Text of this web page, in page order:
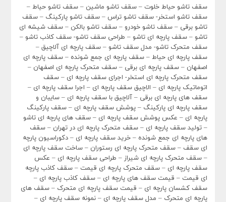
سقف تاشو حیاط خلوت – سقف تاشو ماشین – سقف تاشو حیاط –
سقف تاشو استخر- سقف تاشو تراس – سقف تاشو پارکینگ – سقف
تاشو برقی – سقف تاشو خودرو – سقف تاشو بالکن – سقف شیشه ای
تاشو – سقف پارچه ای تاشو – طراحی سقف تاشو- سقف کاذب تاشو –
سقف متحرک تاشو- مدل سقف تاشو – سقف پارچه ای آلاچیق –
سقف پارچه ای حیاط – سقف پارچه ای جمع شونده – سقف پارچه ای
اصفهان – سقف پارچه ای برقی – سقف متحرک پارچه ای اصفهان –
سقف متحرک پارچه ای استخر- اجرای سقف پارچه ای – سقف
اتوماتیک پارچه ای – الاچیق سقف پارچه ای – اجرا سقف پارچه ای –
سقف های پارچه ای برقی – آلاچیق با سقف پارچه ای – سایبان و
سقف پارچه ای پارکینگ – پوشش سقف پارچه ای – سقف پارکینگ
پارچه ای – عکس پوشش سقف پارچه ای – سقف های پارچه ای تاشو
– تولید سقف پارچه ای – سقف متحرک پارچه ای در تهران – سقف
های پارچه ای جمع شونده – خرید سقف پارچه ای – دکوراسیون پارچه
ای سقف – سقف متحرک پارچه ای رستوران – ساخت سقف پارچه ای
– سقف متحرک پارچه ای شیراز – طراحی سقف پارچه ای – عکس
سقف پارچه ای – سقف متحرک پارچه ای قیمت – سقف کاذب پارچه
ای قیمت – قیمت سقف های پارچه ای – سقف کاذب پارچه ای –
سقف کشسان پارچه ای – قیمت سقف پارچه ای متحرک – سقف های
پارچه ای متحرک – مدل سقف پارچه ای – نمونه سقف پارچه ای –